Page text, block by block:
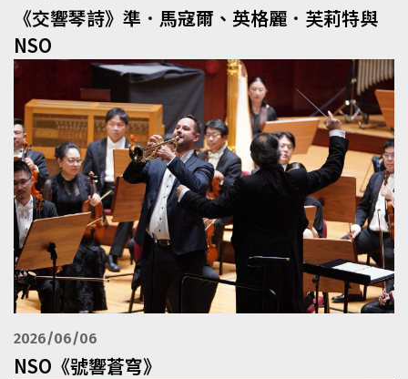
《交響琴詩》準．馬寇爾、英格麗．芙莉特與
NSO
2026/06/06
NSO《號響蒼穹》